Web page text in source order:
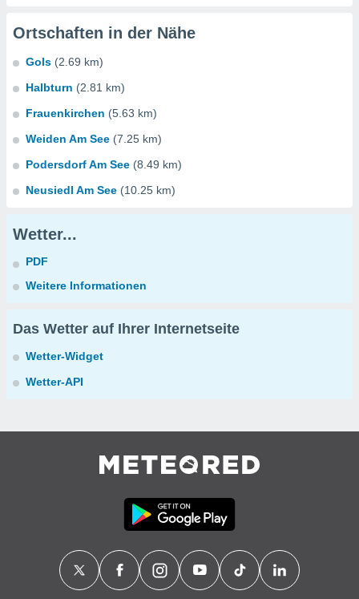
Ortschaften in der Nähe
Gols (2.69 km)
Halbturn (2.81 km)
Frauenkirchen (5.63 km)
Weiden Am See (7.25 km)
Podersdorf Am See (8.49 km)
Neusiedl Am See (10.25 km)
Wetter...
PDF
Weitere Informationen
Das Wetter auf Ihrer Internetseite
Wetter-Widget
Wetter-API